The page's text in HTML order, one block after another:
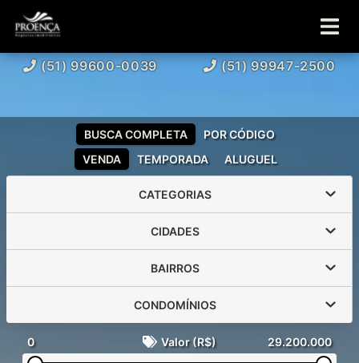
(51) 99600-0039 (51) 99947-2500
VENDA TEMPORADA ALUGUEL
BUSCA COMPLETA POR CÓDIGO
CATEGORIAS
CIDADES
BAIRROS
CONDOMÍNIOS
0 Valor (R$) 29.200.000